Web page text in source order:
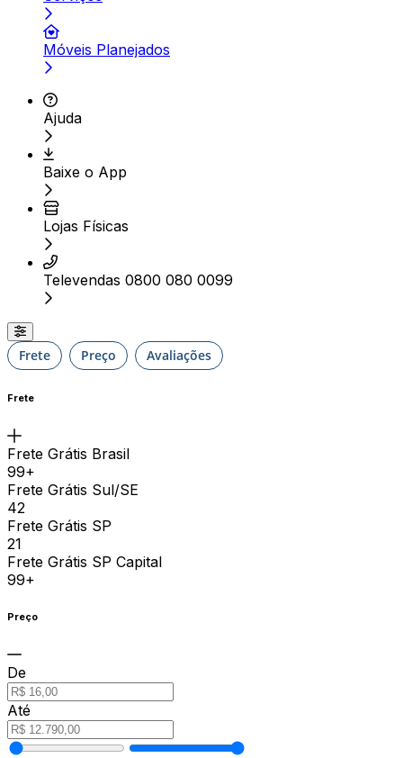
Móveis Planejados
Ajuda
Baixe o App
Lojas Físicas
Televendas 0800 080 0099
Frete Preço Avaliações
Frete
Frete Grátis Brasil
99+
Frete Grátis Sul/SE
42
Frete Grátis SP
21
Frete Grátis SP Capital
99+
Preço
De
Até